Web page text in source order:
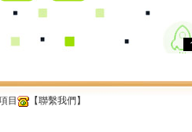
目 【聯繫我們】